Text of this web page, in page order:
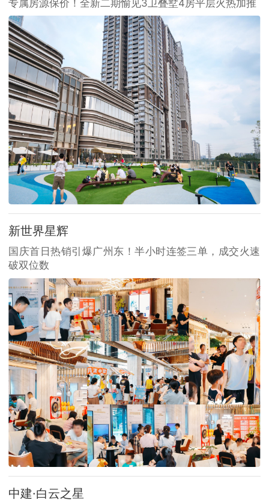
专属房源保价！全新二期愉见3卫叠墅4房平层火热加推
新世界星辉
国庆首日热销引爆广州东！半小时连签三单，成交火速
破双位数
中建·白云之星